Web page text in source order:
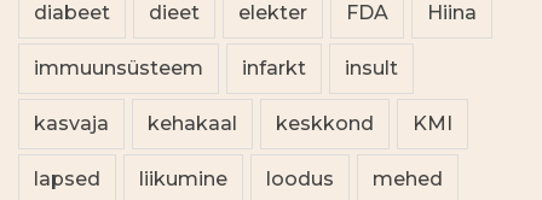
diabeet dieet elekter FDA Hiina
immuunsüsteem infarkt insult
kasvaja kehakaal keskkond KMI
lapsed liikumine loodus mehed